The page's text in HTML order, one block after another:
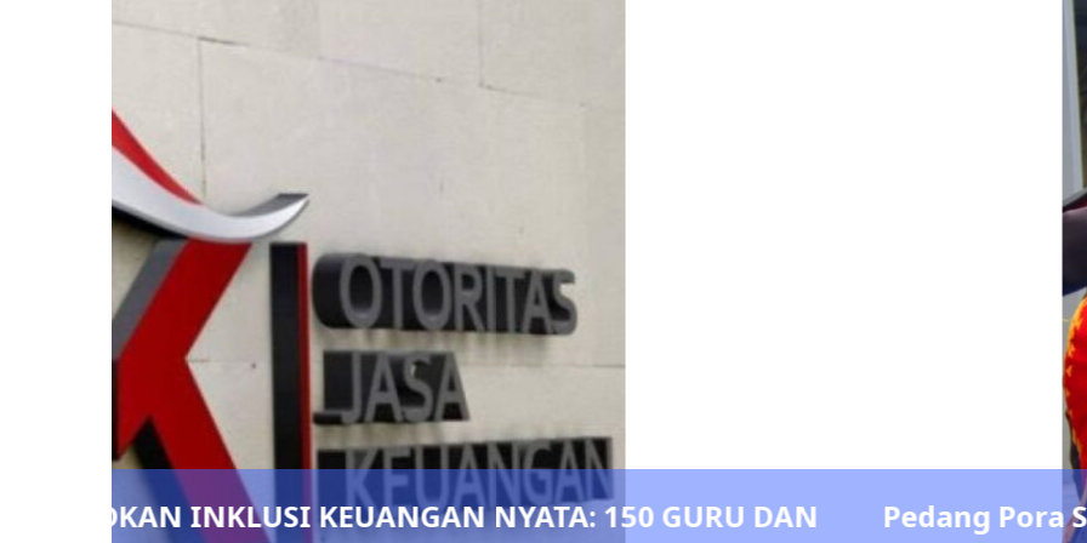
Pedang Pora Sambut Kombes Herbin Sianipar, Babak Baru